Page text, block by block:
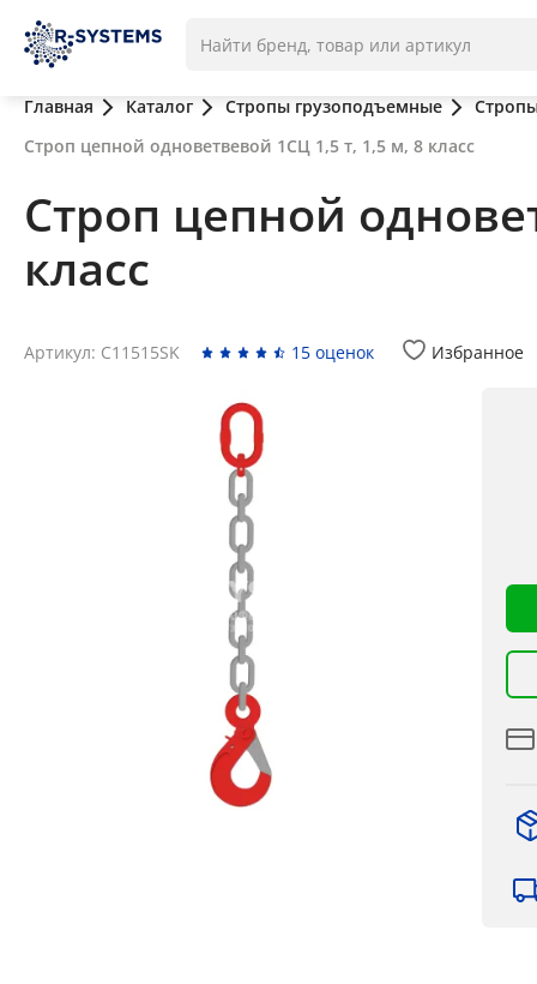
Главная Каталог Стропы грузоподъемные
Строп цепной одноветвевой 1СЦ 1,5 т, 1,5 м, 8 класс
Строп цепной
класс
Артикул: C11515SK 15 оценок Избранное